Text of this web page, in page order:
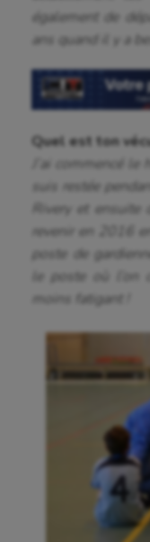
également de
ans quand il y a
Quel est ton
J’ai commencé
suis restée
Rivery et
revenir en 2016
poste de
le poste où
moins fatigant !